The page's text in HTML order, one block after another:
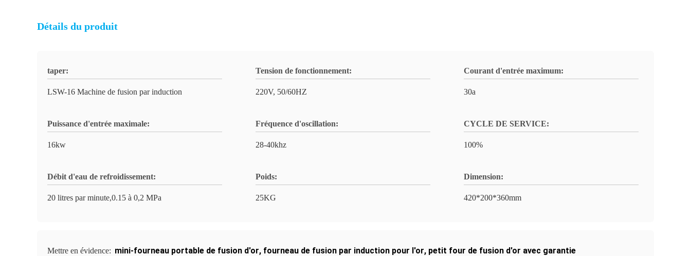
Détails du produit
taper:
LSW-16 Machine de fusion par induction
Tension de fonctionnement:
220V, 50/60HZ
Courant d'entrée maximum:
30a
Puissance d'entrée maximale:
16kw
Fréquence d'oscillation:
28-40khz
CYCLE DE SERVICE:
100%
Débit d'eau de refroidissement:
20 litres par minute,0.15 à 0,2 MPa
Poids:
25KG
Dimension:
420*200*360mm
Mettre en évidence: mini-fourneau portable de fusion d'or, fourneau de fusion par induction pour l'or, petit four de fusion d'or avec garantie